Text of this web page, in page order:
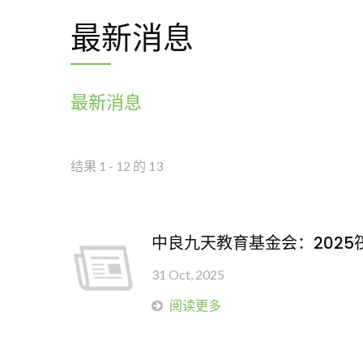
最新消息
最新消息
结果 1 - 12 的 13
中良九天教育基金会：2025
31 Oct, 2025
阅读更多